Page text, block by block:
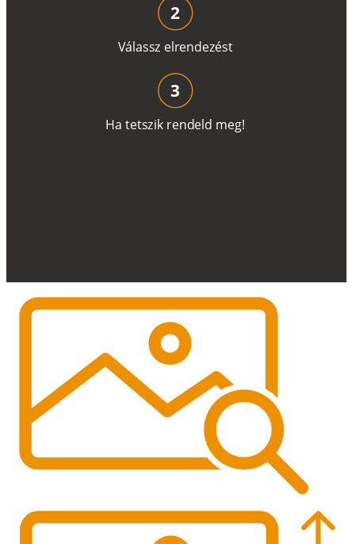
Válassz elrendezést
2
Ha tetszik rendeld meg!
3